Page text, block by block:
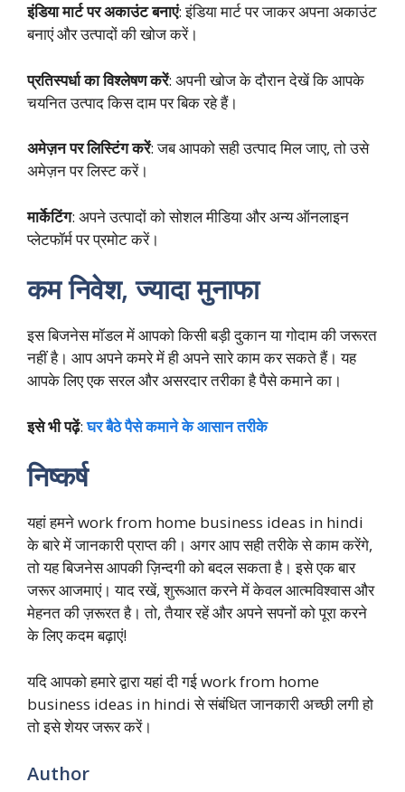
इंडिया मार्ट पर अकाउंट बनाएं: इंडिया मार्ट पर जाकर अपना अकाउंट
बनाएं और उत्पादों की खोज करें।
प्रतिस्पर्धा का विश्लेषण करें: अपनी खोज के दौरान देखें कि आपके
चयनित उत्पाद किस दाम पर बिक रहे हैं।
अमेज़न पर लिस्टिंग करें: जब आपको सही उत्पाद मिल जाए, तो उसे
अमेज़न पर लिस्ट करें।
मार्केटिंग: अपने उत्पादों को सोशल मीडिया और अन्य ऑनलाइन
प्लेटफॉर्म पर प्रमोट करें।
कम निवेश, ज्यादा मुनाफा
इस बिजनेस मॉडल में आपको किसी बड़ी दुकान या गोदाम की जरूरत
नहीं है। आप अपने कमरे में ही अपने सारे काम कर सकते हैं। यह
आपके लिए एक सरल और असरदार तरीका है पैसे कमाने का।
इसे भी पढ़ें:घर बैठे पैसे कमाने के आसान तरीके
निष्कर्ष
यहां हमने work from home business ideas in hindi
के बारे में जानकारी प्राप्त की। अगर आप सही तरीके से काम करेंगे,
तो यह बिजनेस आपकी ज़िन्दगी को बदल सकता है। इसे एक बार
जरूर आजमाएं। याद रखें, शुरूआत करने में केवल आत्मविश्वास और
मेहनत की ज़रूरत है। तो, तैयार रहें और अपने सपनों को पूरा करने
के लिए कदम बढ़ाएं!
यदि आपको हमारे द्वारा यहां दी गई work from home
business ideas in hindi से संबंधित जानकारी अच्छी लगी हो
तो इसे शेयर जरूर करें।
Author